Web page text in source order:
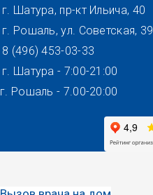
Перейти
г. Шатура, пр-кт Ильича, 40
г. Рошаль, ул. Советская, 39
8 (496) 453-03-33
г. Шатура - 7:00-21:00
г. Рошаль - 7.00-20:00